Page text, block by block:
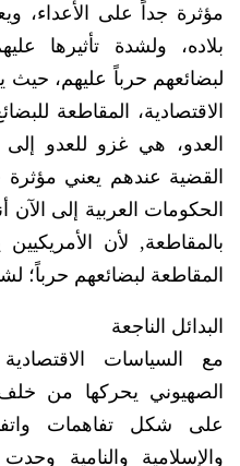
مؤثرة جداً على الأعداء،
بلاده، ولشدة تأثيرها
لبضائعهم حرباً عليهم، حيث
الاقتصادية، المقاطعة
العدو، هي غزو للعدو
القضية عندهم يعني
الحكومات العربية إلى الآن
بالمقاطعة, لأن الأمريكيين
المقاطعة لبضائعهم حرباً؛
البدائل الناجعة
مع السياسات
الصهيوني يحركها من خلف
على شكل تفاهمات
والإسلامية والنامية وحدت